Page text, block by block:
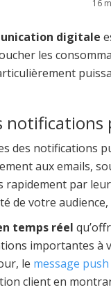
16
digitale
les
des notifications
aux emails,
rapidement par
de votre
temps réel
importantes à
le message
client en